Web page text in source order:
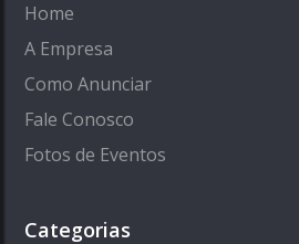
Home
A Empresa
Como Anunciar
Fale Conosco
Fotos de Eventos
Categorias